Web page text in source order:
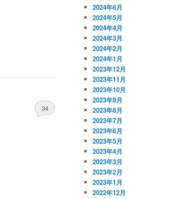
34
2024年6月
2024年5月
2024年4月
2024年3月
2024年2月
2024年1月
2023年12月
2023年11月
2023年10月
2023年9月
2023年8月
2023年7月
2023年6月
2023年5月
2023年4月
2023年3月
2023年2月
2023年1月
2022年12月